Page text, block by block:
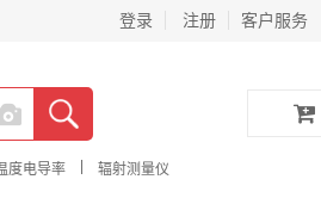
客户服务
登录 注册
度电导率 辐射测量仪